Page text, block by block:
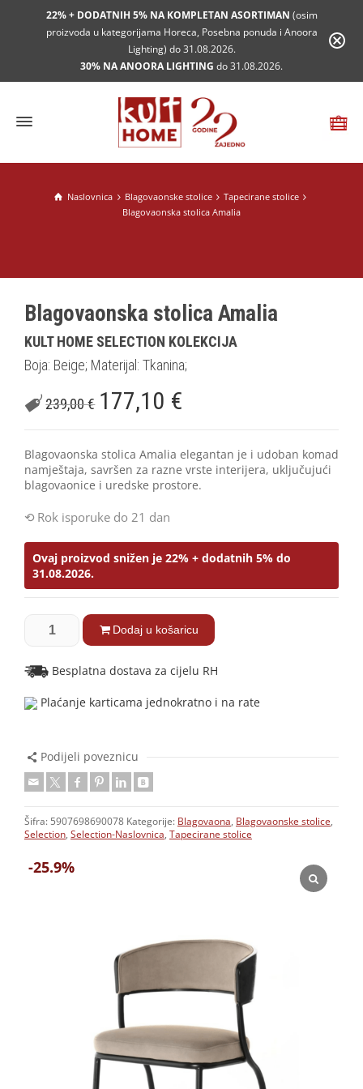
22% + DODATNIH 5% NA KOMPLETAN ASORTIMAN (osim
proizvoda u kategorijama Horeca, Posebna ponuda i Anoora
Lighting) do 31.08.2026.
30% NA ANOORA LIGHTING do 31.08.2026.
Naslovnica Blagovaonske stolice
Tapecirane stolice
Blagovaonska stolica Amalia
-25.9%
Blagovaonska stolica Amalia
KULT HOME SELECTION KOLEKCIJA
Boja: Beige; Materijal: Tkanina;
239,00€ 177,10 €
Blagovaonska stolica Amalia elegantan je i udoban komad
namještaja, savršen za razne vrste interijera, uključujući
blagovaonice i uredske prostore.
Rok isporuke do 21 dan
Ovaj proizvod snižen je 22% + dodatnih 5% do
31.08.2026.
Dodaj u košaricu
Besplatna dostava za cijelu RH
Plaćanje karticama jednokratno i na rate
Podijeli poveznicu
Šifra: 5907698690078 Kategorije: Blagovaona, Blagovaonske stolice,
Selection, Selection-Naslovnica, Tapecirane stolice